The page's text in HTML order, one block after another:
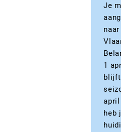
Je
1
blijft
april
heb